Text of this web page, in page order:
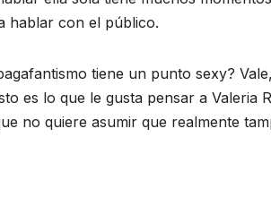
hablar con el público.
tiene un punto sexy?
es lo que le gusta pensar a Valeria
no quiere asumir que realmente